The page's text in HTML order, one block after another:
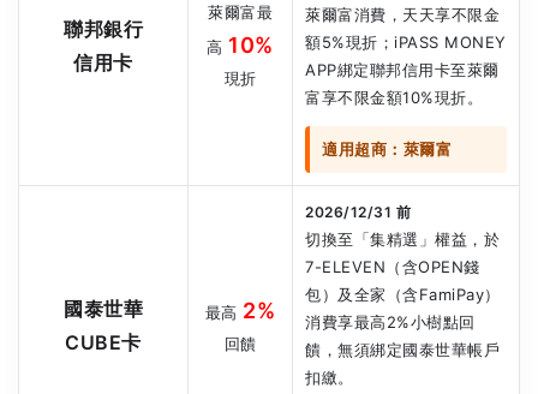
聯邦銀行
信用卡
萊爾富最
高 10%
現折
萊爾富消費，天天享不限金
額5%現折；iPASS MONEY
APP綁定聯邦信用卡至萊爾
富享不限金額10%現折。
適用超商：萊爾富
國泰世華
CUBE卡
最高 2%
回饋
2026/12/31 前
切換至「集精選」權益，於
7-ELEVEN（含OPEN錢
包）及全家（含FamiPay）
消費享最高2%小樹點回
饋，無須綁定國泰世華帳戶
扣繳。